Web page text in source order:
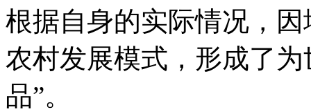
根据自身的实际情况，
农村发展模式，形成了
品”。